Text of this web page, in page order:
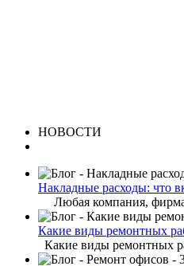
НОВОСТИ
Накладные расходы: что
Любая компания, фирма
Какие виды ремонтных
Какие виды ремонтных